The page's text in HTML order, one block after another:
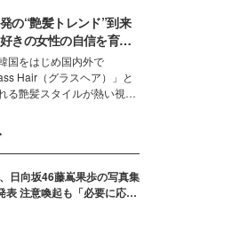
好き”という共通点を持つモ
宮城舞と島村雄大の特別対
届け！それぞれの視点か
作ならではの魅力や予想外
をもたらす奥深いストーリ
いて熱く語り合ってもらっ
の“艶髪トレンド”到来
きの女性の自信を育む
ケア事情」って？
国をはじめ国内外で
Hair（グラスヘア）」と
る艶髪スタイルが熱い視線
“髪そのものの美しさ”に改
目する人が増えている様
回は、そんな憧れの艶やか
日常で叶える、美容好きの
日向坂46藤嶌果歩の写真集
表 注意喚起も「必要に応じ